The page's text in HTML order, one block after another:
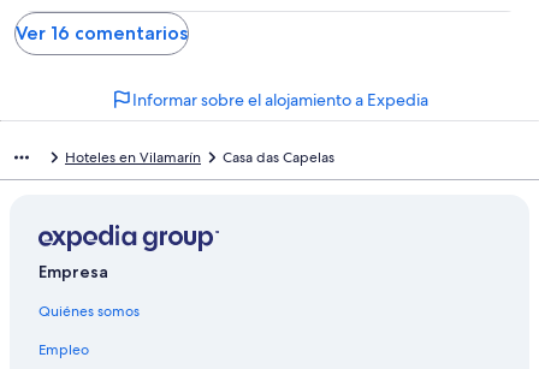
Ver 16 comentarios
Informar sobre el alojamiento a Expedia
Hoteles en Vilamarín Casa das Capelas
Empresa
Quiénes somos
Empleo